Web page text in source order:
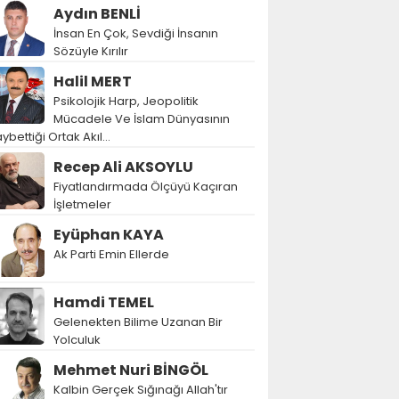
Aydın BENLİ
İnsan En Çok, Sevdiği İnsanın
Sözüyle Kırılır
Halil MERT
Psikolojik Harp, Jeopolitik
Mücadele Ve İslam Dünyasının
Ortak Akıl…
Recep Ali AKSOYLU
Fiyatlandırmada Ölçüyü Kaçıran
İşletmeler
Eyüphan KAYA
Ak Parti Emin Ellerde
Hamdi TEMEL
Gelenekten Bilime Uzanan Bir
Yolculuk
Mehmet Nuri BİNGÖL
Kalbin Gerçek Sığınağı Allah'tır